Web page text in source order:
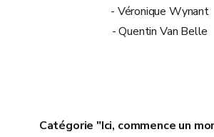
- Véronique Wynant
- Quentin Van Belle
Catégorie "Ici, commence un